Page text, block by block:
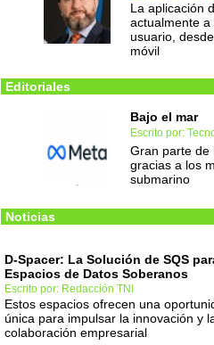
La aplicación
actualmente
usuario,
móvil
Editoriales
Bajo el mar
Escrito por:
Gran parte de
gracias a los
submarino
Noticias
D-Spacer: La Solución de SQS
Espacios de Datos Soberanos
Escrito por: Redacción TNI
Estos espacios ofrecen una
única para impulsar la innovación y
colaboración empresarial